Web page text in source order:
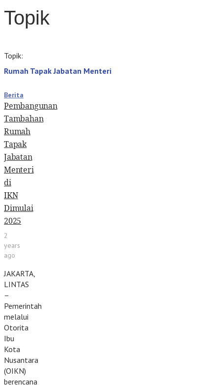
Topik
Topik:
Rumah Tapak Jabatan Menteri
Berita
Pembangunan
Tambahan
Rumah
Tapak
Jabatan
Menteri
di
IKN
Dimulai
2025
2
years
ago
JAKARTA,
LINTAS
–
Pemerintah
melalui
Otorita
Ibu
Kota
Nusantara
(OIKN)
berencana